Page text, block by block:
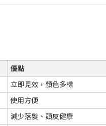
優點
立即見效，顏色多樣
使用方便
減少落髮、頭皮健康